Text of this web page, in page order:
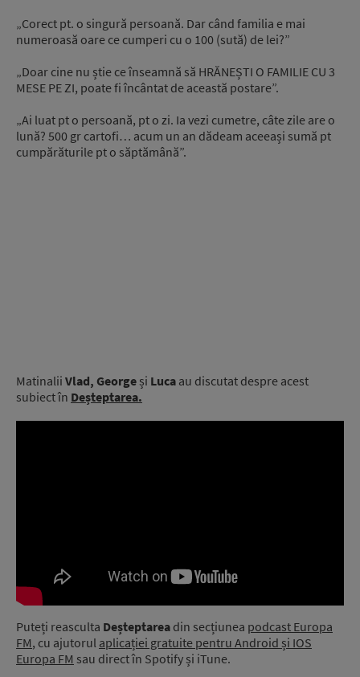
„Corect pt. o singură persoană. Dar când familia e mai
numeroasă oare ce cumperi cu o 100 (sută) de lei?”
„Doar cine nu știe ce înseamnă să HRĂNEȘTI O FAMILIE CU 3
MESE PE ZI, poate fi încântat de această postare”.
„Ai luat pt o persoană, pt o zi. Ia vezi cumetre, câte zile are o
lună? 500 gr cartofi… acum un an dădeam aceeași sumă pt
cumpărăturile pt o săptămână”.
Matinalii Vlad, George și Luca au discutat despre acest
subiect în Deșteptarea.
Puteți reasculta Deșteptarea din secțiunea podcast Europa
FM, cu ajutorul aplicației gratuite pentru Android și IOS
Europa FM sau direct în Spotify și iTune.